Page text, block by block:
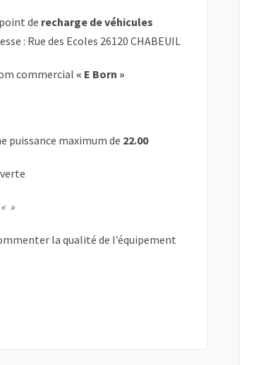
de recharge de véhicules
: Rue des Ecoles 26120 CHABEUIL
commercial « E Born »
puissance maximum de 22.00
« »
la qualité de l’équipement